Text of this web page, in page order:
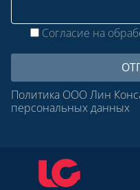
Согласие на
Политика ООО Лин
персональных данных